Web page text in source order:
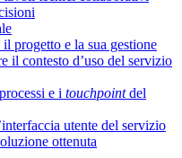
progetto e la sua gestione
il contesto d’uso del servizio
e i touchpointdel
utente del servizio
ottenuta